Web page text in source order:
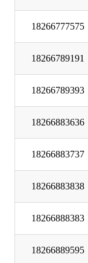
18266777575
18266789191
18266789393
18266883636
18266883737
18266883838
18266888383
18266889595